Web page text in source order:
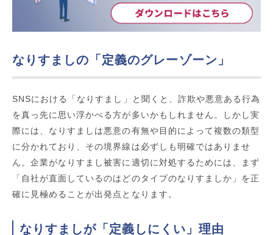
なりすましの「定義のグレーゾーン」
SNSにおける「なりすまし」と聞くと、詐欺や悪意ある行為
を真っ先に思い浮かべる方が多いかもしれません。しかし実
際には、なりすましは悪意の有無や目的によって複数の類型
に分かれており、その境界線は必ずしも明確ではありませ
ん。企業がなりすまし被害に適切に対処するためには、まず
「自社が直面しているのはどのタイプのなりすましか」を正
確に見極めることが出発点となります。
なりすましが「定義しにくい」理由